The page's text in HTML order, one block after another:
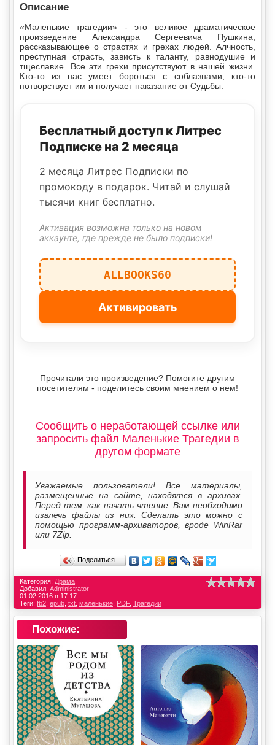
Описание
«Маленькие трагедии» - это великое драматическое
произведение Александра Сергеевича Пушкина,
рассказывающее о страстях и грехах людей. Алчность,
преступная страсть, зависть к таланту, равнодушие и
тщеславие. Все эти грехи присутствуют в нашей жизни.
Кто-то из нас умеет бороться с соблазнами, кто-то
потворствует им и получает наказание от Судьбы.
Бесплатный доступ к Литрес
Подписке на 2 месяца
2 месяца Литрес Подписки по
промокоду в подарок. Читай и слушай
тысячи книг бесплатно.
Активация возможна только на новом
аккаунте, где прежде не было подписки!
ALLBOOKS60
Активировать
Прочитали это произведение? Помогите другим
посетителям - поделитесь своим мнением о нем!
Сообщить о неработающей ссылке или
запросить файл Маленькие Трагедии в
другом формате
Уважаемые пользователи! Все материалы,
размещенные на сайте, находятся в архивах.
Перед тем, как начать чтение, Вам необходимо
извлечь файлы из них. Сделать это можно с
помощью программ-архиваторов, вроде WinRar
или 7Zip.
Поделиться…
Категория: Драма
Добавил: Administrator
01.02.2016 в 17:17
Теги: fb2 epub txt маленькие PDF, Трагедии
Похожие: